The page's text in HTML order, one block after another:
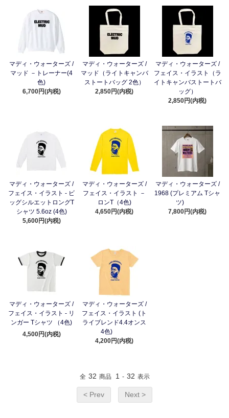
マディ・ウォーターズ /
マッド －トレーナー(4
色)
6,700円(内税)
マディ・ウォーターズ /
マッド（ライトキャンバ
ストートバッグ 2色）
2,850円(内税)
マディ・ウォーターズ /
フェイス・イラスト（ラ
イトキャンバストートバ
ッグ）
2,850円(内税)
マディ・ウォーターズ /
フェイス・イラスト - ビ
ッグシルエットロングT
シャツ 5.6oz (4色)
5,600円(内税)
マディ・ウォーターズ /
フェイス・イラスト －
ロンT（4色)
4,650円(内税)
マディ・ウォーターズ /
1968 (プレミアム Tシャ
ツ)
7,800円(内税)
マディ・ウォーターズ /
フェイス・イラスト - リ
ンガー Tシャツ （4色)
4,500円(内税)
マディ・ウォーターズ /
フェイス・イラスト (ト
ライブレンド4.4オンス
4色)
4,200円(内税)
全 32 商品 1 - 32 表示
< Prev Next >